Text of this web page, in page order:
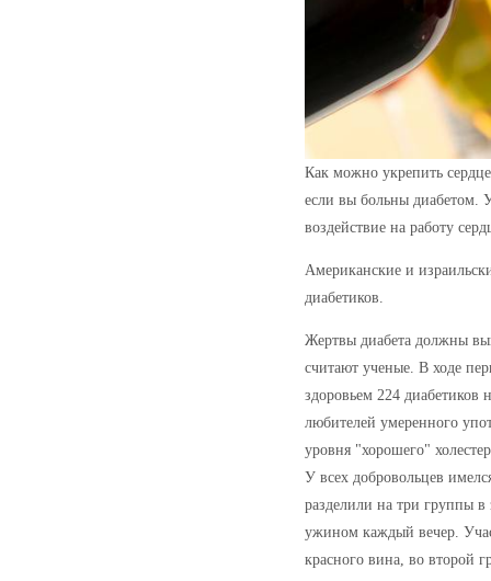
Как можно укрепить
если вы больны диабетом.
воздействие на работу
Американские и
диабетиков.
Жертвы диабета должны
считают ученые. В ходе
здоровьем 224 диабетиков
любителей умеренного
уровня "хорошего"
У всех добровольцев
разделили на три группы в
ужином каждый вечер.
красного вина, во второй